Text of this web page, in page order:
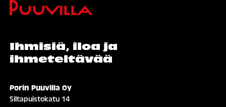
Ihmisiä, iloa ja
ihmeteltävää
Porin Puuvilla Oy
Siltapuistokatu 14